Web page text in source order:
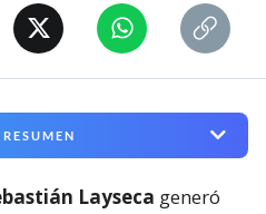
Layseca generó